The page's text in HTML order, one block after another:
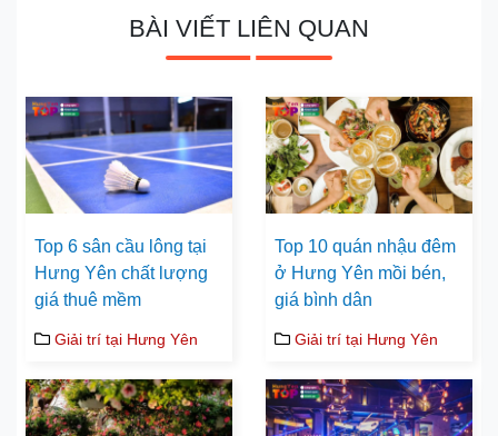
BÀI VIẾT LIÊN QUAN
Top 6 sân cầu lông tại
Hưng Yên chất lượng
giá thuê mềm
Giải trí tại Hưng Yên
Top 10 quán nhậu đêm
ở Hưng Yên mồi bén,
giá bình dân
Giải trí tại Hưng Yên